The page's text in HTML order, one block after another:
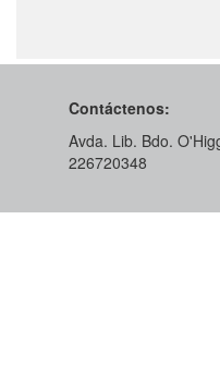
Contáctenos:
Avda. Lib. Bdo.
226720348